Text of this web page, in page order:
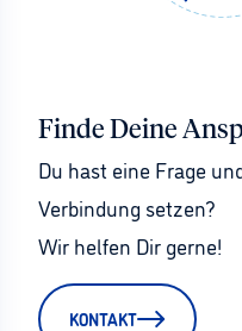
Finde Deine
Du hast eine Frage
Verbindung setzen?
Wir helfen Dir gerne!
KONTAKT